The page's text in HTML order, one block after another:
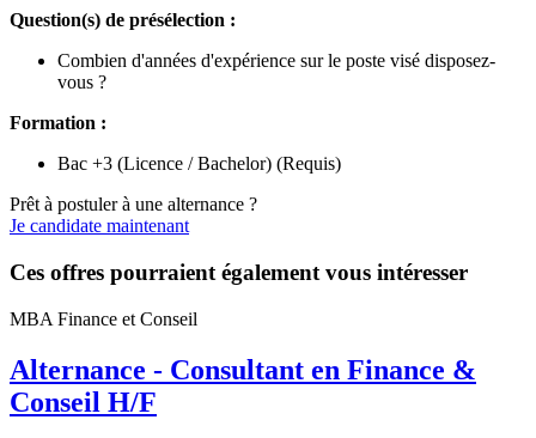
Question(s) de présélection :
Combien d'années d'expérience sur le poste visé disposez-
vous ?
Formation :
Bac +3 (Licence / Bachelor) (Requis)
Prêt à postuler à une alternance ?
Je candidate maintenant
Ces offres pourraient également vous intéresser
MBA Finance et Conseil
Alternance - Consultant en Finance &
Conseil H/F